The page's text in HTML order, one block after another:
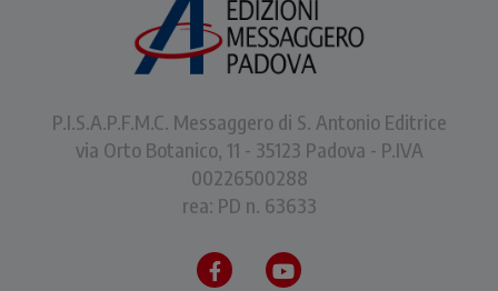
P.I.S.A.P.F.M.C. Messaggero di S. Antonio Editrice
via Orto Botanico, 11 - 35123 Padova - P.IVA
00226500288
rea: PD n. 63633